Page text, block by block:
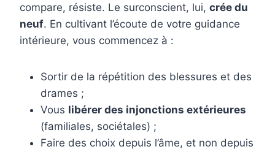
compare, résiste. Le surconscient, lui, crée du
neuf. En cultivant l’écoute de votre guidance
intérieure, vous commencez à :
Sortir de la répétition des blessures et des
drames ;
Vous libérer des injonctions extérieures
(familiales, sociétales) ;
Faire des choix depuis l’âme, et non depuis